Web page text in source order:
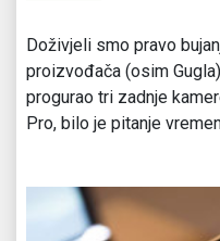
Doživjeli smo pravo
proizvođača (osim
progurao tri zadnje
Pro, bilo je pitanje